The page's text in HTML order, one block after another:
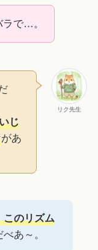
で…。
リク先生
じ
があ
このリズム
あ～。